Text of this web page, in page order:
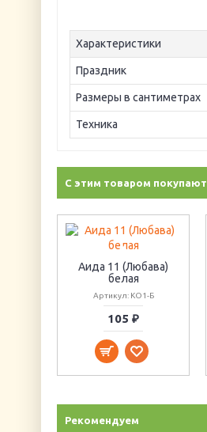
Характеристики
Праздник
Размеры в сантиметрах
Техника
С этим товаром покупают
Аида 11 (Любава)
белая
Артикул: КО1-Б
105 ₽
Рекомендуем